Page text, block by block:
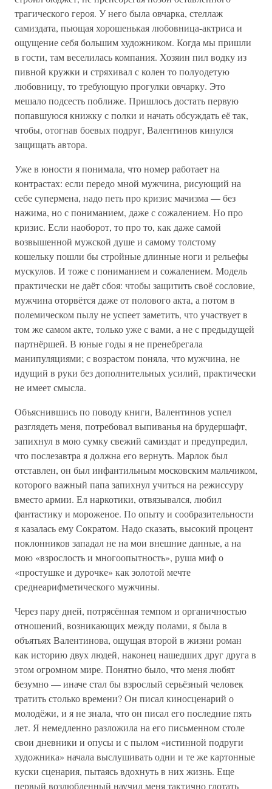
трагического героя. У него была овчарка, стеллаж
самиздата, пьющая хорошенькая любовница-актриса и
ощущение себя большим художником. Когда мы пришли
в гости, там веселилась компания. Хозяин пил водку из
пивной кружки и стряхивал с колен то полуодетую
любовницу, то требующую прогулки овчарку. Это
мешало подсесть поближе. Пришлось достать первую
попавшуюся книжку с полки и начать обсуждать её так,
чтобы, отогнав боевых подруг, Валентинов кинулся
защищать автора.
Уже в юности я понимала, что номер работает на
контрастах: если передо мной мужчина, рисующий на
себе супермена, надо петь про кризис мачизма — без
нажима, но с пониманием, даже с сожалением. Но про
кризис. Если наоборот, то про то, как даже самой
возвышенной мужской душе и самому толстому
кошельку пошли бы стройные длинные ноги и рельефы
мускулов. И тоже с пониманием и сожалением. Модель
практически не даёт сбоя: чтобы защитить своё сословие,
мужчина оторвётся даже от полового акта, а потом в
полемическом пылу не успеет заметить, что участвует в
том же самом акте, только уже с вами, а не с предыдущей
партнёршей. В юные годы я не пренебрегала
манипуляциями; с возрастом поняла, что мужчина, не
идущий в руки без дополнительных усилий, практически
не имеет смысла.
Объяснившись по поводу книги, Валентинов успел
разглядеть меня, потребовал выпиванья на брудершафт,
запихнул в мою сумку свежий самиздат и предупредил,
что послезавтра я должна его вернуть. Марлок был
отставлен, он был инфантильным московским мальчиком,
которого важный папа запихнул учиться на режиссуру
вместо армии. Ел наркотики, отвязывался, любил
фантастику и мороженое. По опыту и сообразительности
я казалась ему Сократом. Надо сказать, высокий процент
поклонников западал не на мои внешние данные, а на
мою «взрослость и многоопытность», руша миф о
«простушке и дурочке» как золотой мечте
среднеарифметического мужчины.
Через пару дней, потрясённая темпом и органичностью
отношений, возникающих между полами, я была в
объятьях Валентинова, ощущая второй в жизни роман
как историю двух людей, наконец нашедших друг друга в
этом огромном мире. Понятно было, что меня любят
безумно — иначе стал бы взрослый серьёзный человек
тратить столько времени? Он писал киносценарий о
молодёжи, и я не знала, что он писал его последние пять
лет. Я немедленно разложила на его письменном столе
свои дневники и опусы и с пылом «истинной подруги
художника» начала выслушивать одни и те же картонные
куски сценария, пытаясь вдохнуть в них жизнь. Еще
первый возлюбленный научил меня тактично глотать